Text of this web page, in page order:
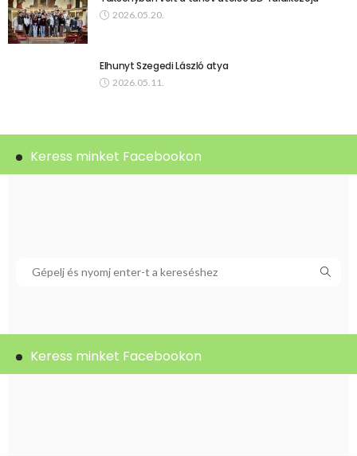
2026.05.20.
Elhunyt Szegedi László atya
2026.05.11.
Keress minket Facebookon
Keress minket Facebookon